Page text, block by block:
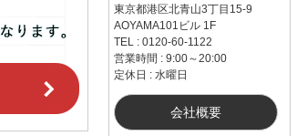
東京都港区北青山3丁目15-9
AOYAMA101ビル 1F
TEL : 0120-60-1122
営業時間 : 9:00～20:00
定休日 : 水曜日
会社概要